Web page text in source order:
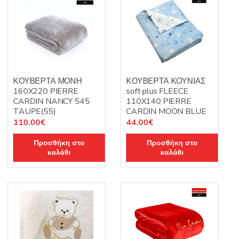
ΚΟΥΒΕΡΤΑ ΜΟΝΗ
160X220 PIERRE
CARDIN NANCY 545
TAUPE(55)
110.00€
Προσθήκη στο
καλάθι
ΚΟΥΒΕΡΤΑ ΚΟΥΝΙΑΣ
soft plus FLEECE
110X140 PIERRE
CARDIN MOON BLUE
44.00€
Προσθήκη στο
καλάθι